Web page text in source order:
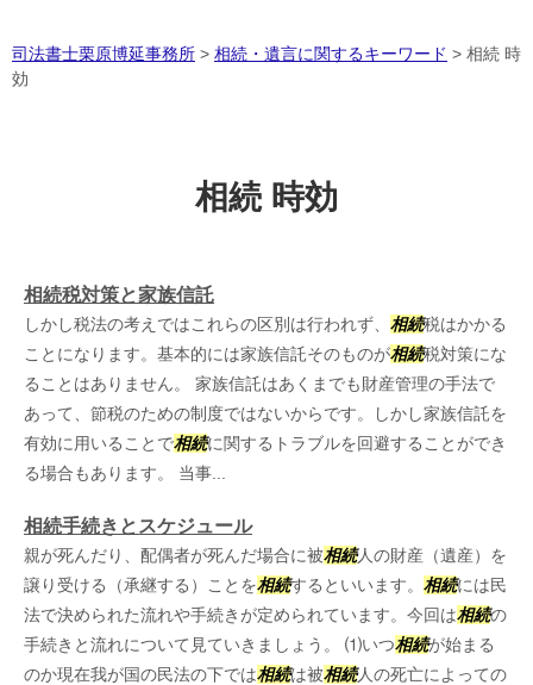
司法書士栗原博延事務所 > 相続・遺言に関するキーワード > 相続 時
効
相続 時効
相続税対策と家族信託
しかし税法の考えではこれらの区別は行われず、 相続税はかかる
ことになります。基本的には家族信託そのものが相続税対策にな
ることはありません。 家族信託はあくまでも財産管理の手法で
あって、節税のための制度ではないからです。しかし家族信託を
有効に用いることで相続に関するトラブルを回避することができ
る場合もあります。 当事...
相続手続きとスケジュール
親が死んだり、配偶者が死んだ場合に被相続人の財産（遺産）を
譲り受ける（承継する）ことを相続するといいます。 相続には民
法で決められた流れや手続きが定められています。今回は相続の
手続きと流れについて見ていきましょう。 ⑴いつ相続が始まる
のか現在我が国の民法の下では相続は被相続人の死亡によっての